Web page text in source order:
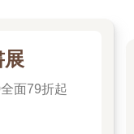
展
面79折起